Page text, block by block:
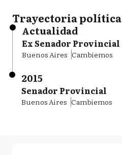
Trayectoria política
Actualidad
Ex Senador Provincial
Buenos Aires Cambiemos
2015
Senador Provincial
Buenos Aires Cambiemos